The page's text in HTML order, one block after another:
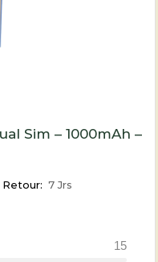
Sim – 1000mAh –
Retour: 7 Jrs
15